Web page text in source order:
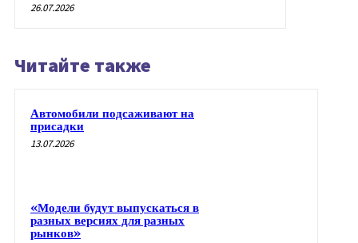
26.07.2026
Читайте также
Автомобили подсаживают на
присадки
13.07.2026
«Модели будут выпускаться в
разных версиях для разных
рынков»